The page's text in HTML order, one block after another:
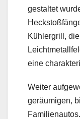
gestaltet
Kühlergrill,
eine
Weiter
geräumigen,